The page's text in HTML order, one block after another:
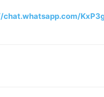
chat.whatsapp.com/